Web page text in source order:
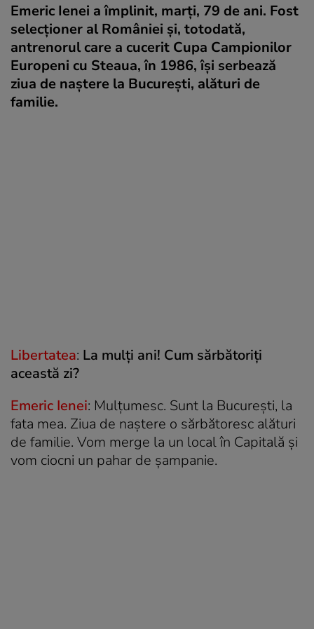
Emeric Ienei a împlinit, marți, 79 de ani. Fost
selecționer al României și, totodată,
antrenorul care a cucerit Cupa Campionilor
Europeni cu Steaua, în 1986, își serbează
ziua de naștere la București, alături de
familie.
Libertatea: La mulți ani! Cum sărbătoriți
această zi?
Emeric Ienei: Mulțumesc. Sunt la București, la
fata mea. Ziua de naștere o sărbătoresc alături
de familie. Vom merge la un local în Capitală și
vom ciocni un pahar de șampanie.